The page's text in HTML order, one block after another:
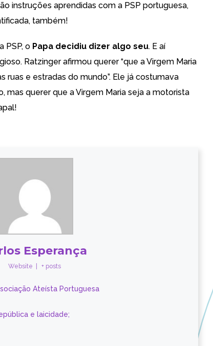
instruções aprendidas com a PSP portuguesa,
também!
PSP, o Papa decidiu dizer algo seu. E aí
Ratzinger afirmou querer “que a Virgem Maria
ruas e estradas do mundo”. Ele já costumava
mas querer que a Virgem Maria seja a motorista
Esperança
Website + posts
Ateísta Portuguesa
e laicidade;